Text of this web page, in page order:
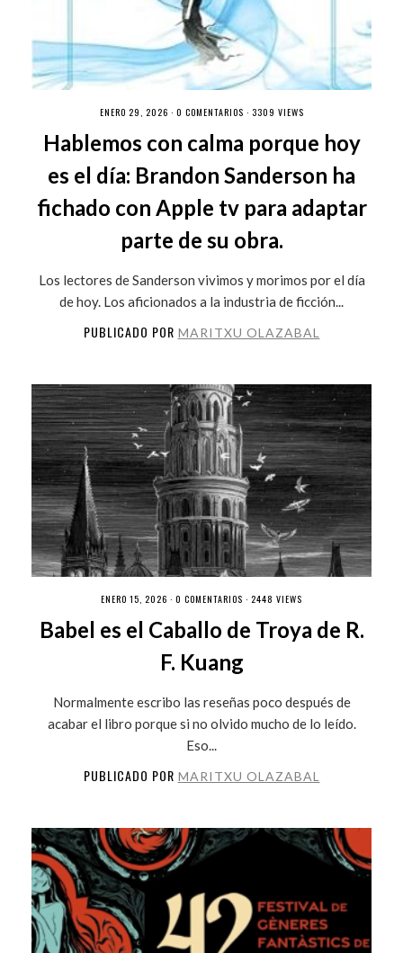
ENERO 29, 2026 · 0 COMENTARIOS · 3309 VIEWS
Hablemos con calma porque hoy
es el día: Brandon Sanderson ha
fichado con Apple tv para adaptar
parte de su obra.
Los lectores de Sanderson vivimos y morimos por el día
de hoy. Los aficionados a la industria de ficción...
PUBLICADO POR MARITXU OLAZABAL
ENERO 15, 2026 · 0 COMENTARIOS · 2448 VIEWS
Babel es el Caballo de Troya de R.
F. Kuang
Normalmente escribo las reseñas poco después de
acabar el libro porque si no olvido mucho de lo leído.
Eso...
PUBLICADO POR MARITXU OLAZABAL